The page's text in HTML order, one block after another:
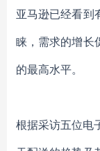
亚马逊已经看到
睐，需求的增长
的最高水平。
根据采访五位电